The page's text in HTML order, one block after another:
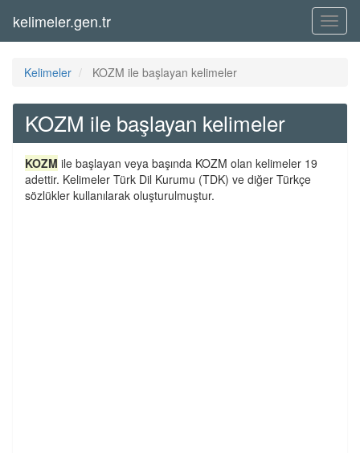
Menü
kelimeler.gen.tr
Kelimeler KOZM ile başlayan kelimeler
KOZM ile başlayan kelimeler
KOZM ile başlayan veya başında KOZM olan kelimeler 19
adettir. Kelimeler Türk Dil Kurumu (TDK) ve diğer Türkçe
sözlükler kullanılarak oluşturulmuştur.